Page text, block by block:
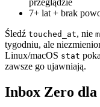
przeglądzie
7+ lat + brak
Śledź touched_at, nie
tygodniu, ale
Linux/macOS stat
zawsze go ujawniają.
Inbox Zero dla